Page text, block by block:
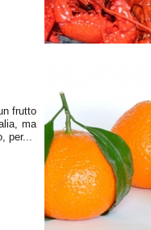
frutto
ma
per...